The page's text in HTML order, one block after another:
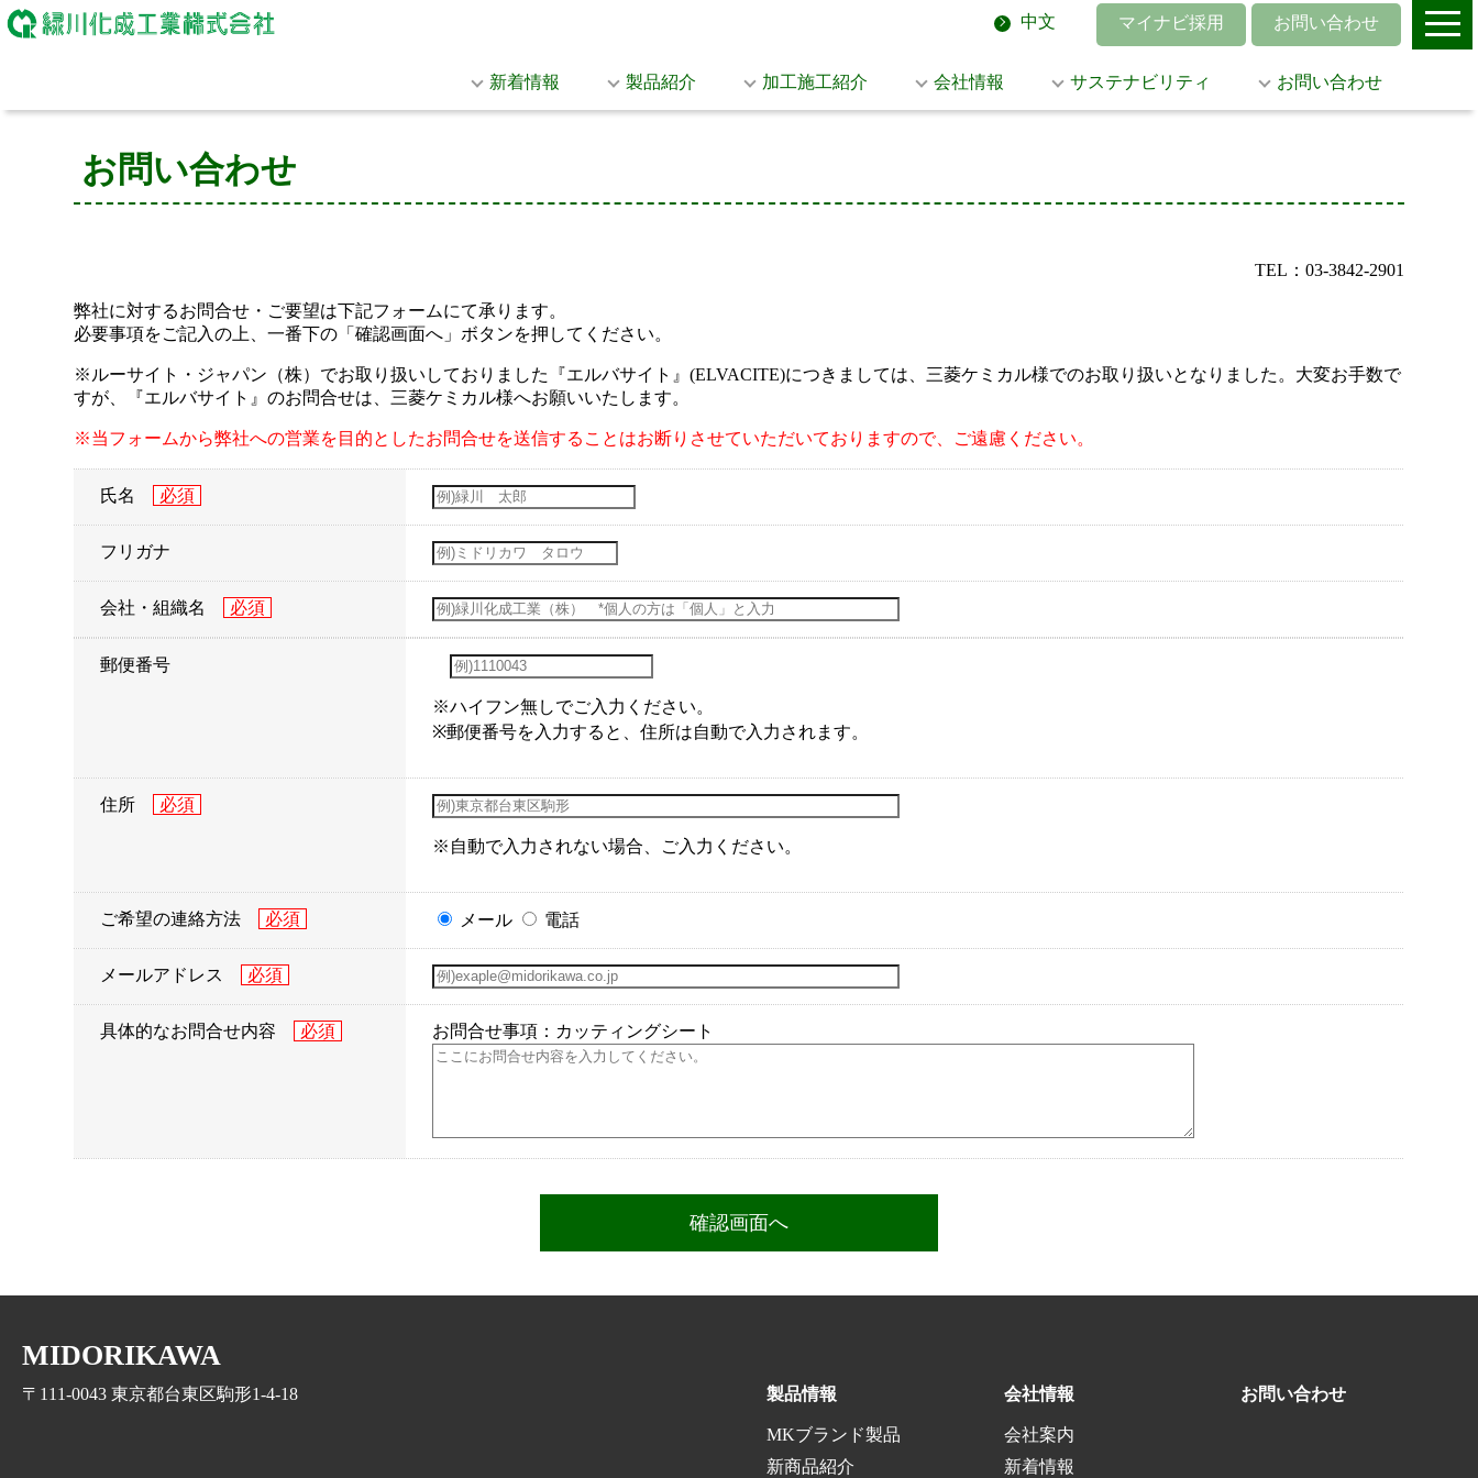
中文 マイナビ採用 お問い合わせ
新着情報 製品紹介 加工施工紹介 会社情報 サステナビリティ お問い合わせ
お問い合わせ
TEL：03-3842-2901
弊社に対するお問合せ・ご要望は下記フォームにて承ります。
必要事項をご記入の上、一番下の「確認画面へ」ボタンを押してください。
※ルーサイト・ジャパン（株）でお取り扱いしておりました『エルバサイト』(ELVACITE)につきましては、三菱ケミカル様でのお取り扱いとなりました。大変お手数で
すが、『エルバサイト』のお問合せは、三菱ケミカル様へお願いいたします。
※当フォームから弊社への営業を目的としたお問合せを送信することはお断りさせていただいておりますので、ご遠慮ください。
氏名
フリガナ
会社・組織名
郵便番号
※ハイフン無しでご入力ください。
※郵便番号を入力すると、住所は自動で入力されます。
住所
※自動で入力されない場合、ご入力ください。
ご希望の連絡方法 メール 電話
メールアドレス
具体的なお問合せ内容 お問合せ事項：カッティングシート
MIDORIKAWA
〒111-0043 東京都台東区駒形1-4-18 製品情報
MKブランド製品
新商品紹介
会社情報
会社案内
新着情報
お問い合わせ